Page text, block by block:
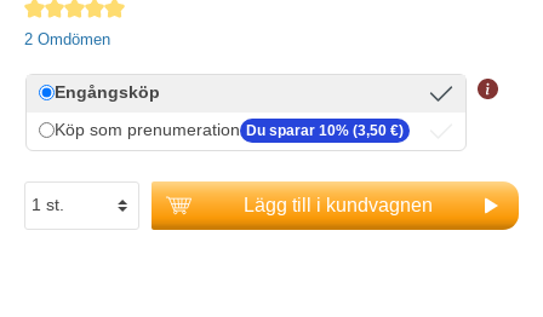
Genomsnittligt betyg på 5 av 5 stjärnor
2 Omdömen
Engångsköp
Köp som prenumeration Du sparar 10% (3,50 €)
Lägg till i kundvagnen